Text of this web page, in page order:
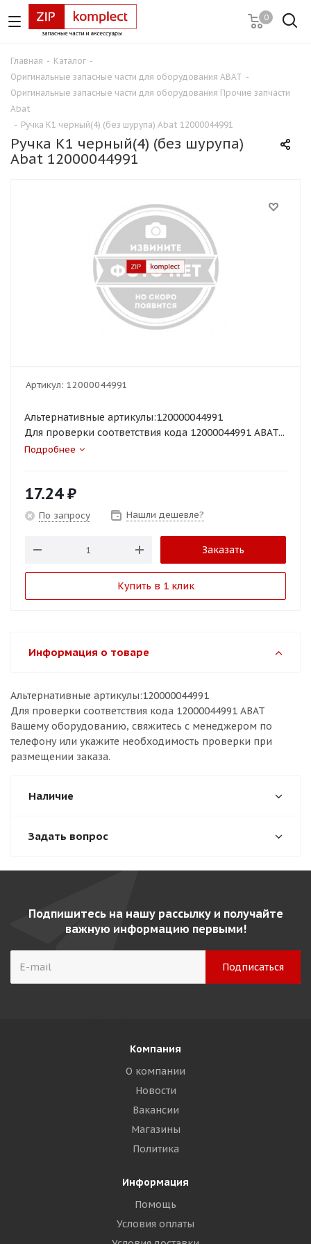
0
Главная - Каталог -
Оригинальные запасные части для оборудования ABAT -
Оригинальные запасные части для оборудования Прочие запчасти
Abat
- Ручка К1 черный(4) (без шурупа) Abat 12000044991
Ручка К1 черный(4) (без шурупа)
Abat 12000044991
Артикул: 12000044991
Альтернативные артикулы:120000044991
Для проверки соответствия кода 12000044991 ABAT...
Подробнее
17.24₽
По запросу Нашли дешевле?
Заказать
Купить в 1 клик
Информация о товаре
Альтернативные артикулы:120000044991
Для проверки соответствия кода 12000044991 ABAT
Вашему оборудованию, свяжитесь с менеджером по
телефону или укажите необходимость проверки при
размещении заказа.
Наличие
Задать вопрос
Подпишитесь на нашу рассылку и получайте
важную информацию первыми!
Компания
О компании
Новости
Вакансии
Магазины
Политика
Информация
Помощь
Условия оплаты